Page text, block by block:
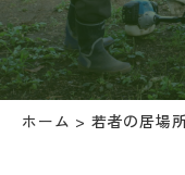
ホーム > 若者の居場